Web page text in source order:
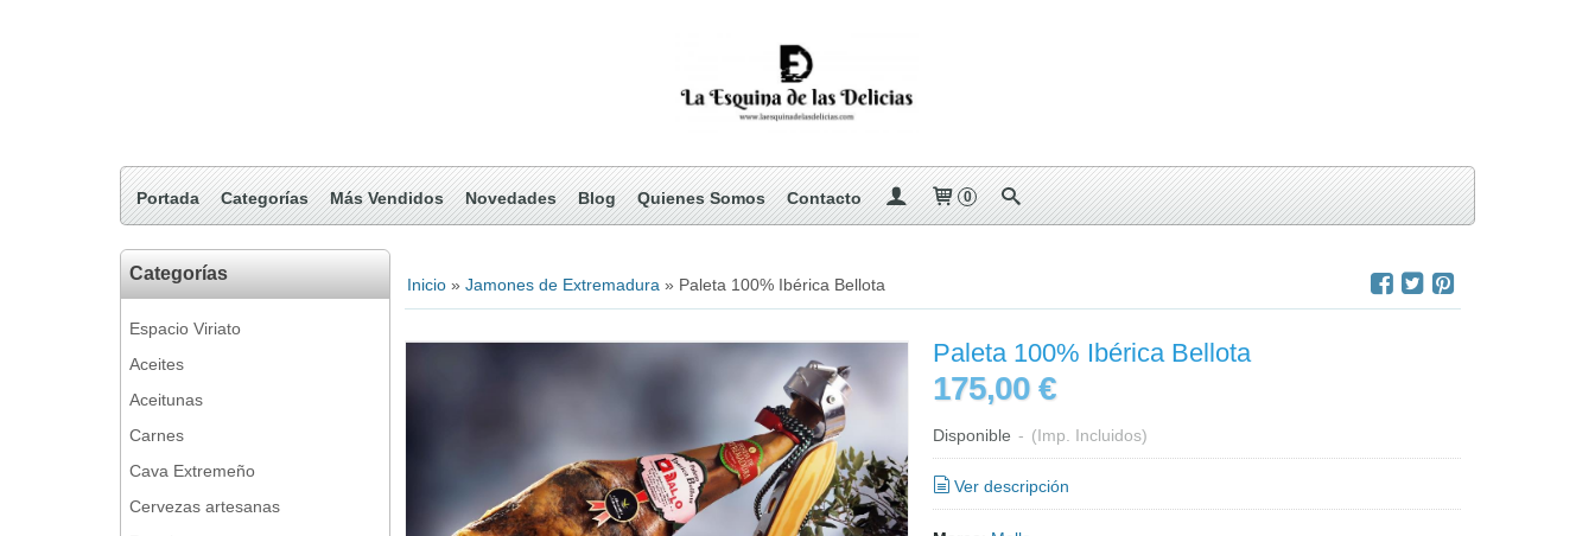
Portada Categorías Más Vendidos Novedades Blog Quienes Somos Contacto 0
Categorías
Espacio Viriato
Aceites
Aceitunas
Carnes
Cava Extremeño
Cervezas artesanas
Inicio» Jamones de Extremadura » Paleta 100% Ibérica Bellota
Paleta 100% Ibérica Bellota
175,00 €
Disponible - (Imp. Incluidos)
Ver descripción